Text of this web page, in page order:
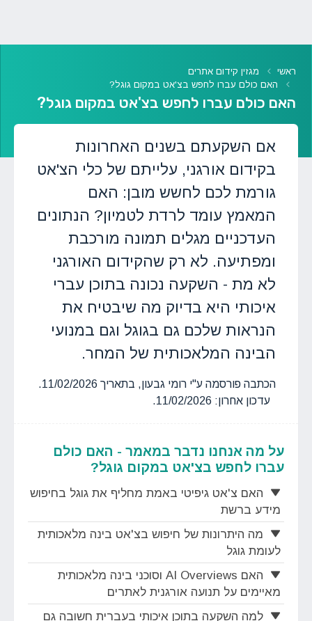
ראשי
מגזין קידום אתרים
האם כולם עברו לחפש בצ'אט במקום גוגל?
האם כולם עברו לחפש בצ'אט במקום גוגל?
אם השקעתם בשנים האחרונות
בקידום אורגני, עלייתם של כלי הצ'אט
גורמת לכם לחשש מובן: האם
המאמץ עומד לרדת לטמיון? הנתונים
העדכניים מגלים תמונה מורכבת
ומפתיעה. לא רק שהקידום האורגני
לא מת - השקעה נכונה בתוכן עברי
איכותי היא בדיוק מה שיבטיח את
הנראות שלכם גם בגוגל וגם במנועי
הבינה המלאכותית של המחר.
הכתבה פורסמה ע"י רומי גבעון, בתאריך 11/02/2026.
עדכון אחרון: 11/02/2026.
על מה אנחנו נדבר במאמר - האם כולם
עברו לחפש בצ'אט במקום גוגל?
האם צ'אט גיפיטי באמת מחליף את גוגל בחיפוש
מידע ברשת
מה היתרונות של חיפוש בצ'אט בינה מלאכותית
לעומת גוגל
האם AI Overviews וסוכני בינה מלאכותית
מאיימים על תנועה אורגנית לאתרים
למה השקעה בתוכן איכותי בעברית חשובה גם